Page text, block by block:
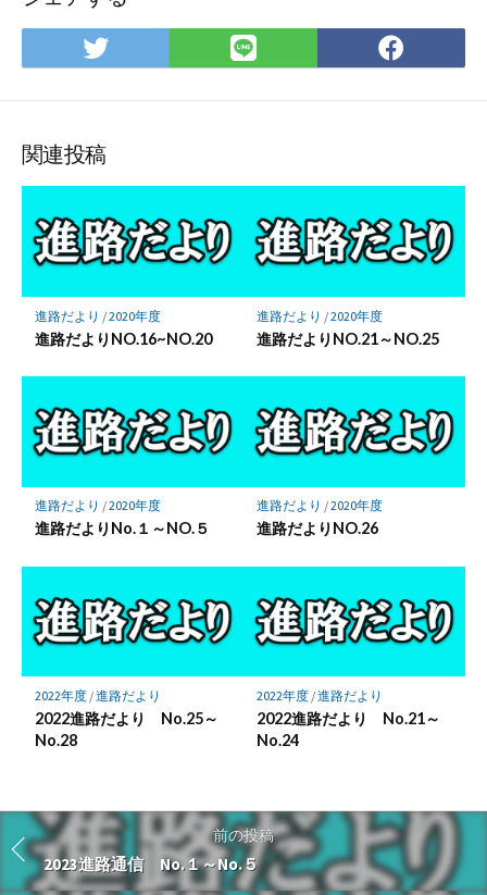
Twitter
で
LINE
で
で
関連投稿
進路だより /2020年度
進路だよりNO.16~NO.20
進路だより /2020年度
進路だよりNO.21～NO.25
進路だより /2020年度
進路だよりNo.１～NO.５
進路だより /2020年度
進路だよりNO.26
2022年度/進路だより
2022進路だより No.25～
No.28
2022年度/進路だより
2022進路だより No.21～
No.24
前の投稿
2023進路通信 No.１～No.５